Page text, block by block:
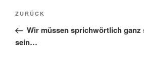
Beitragsnavigation
Vorheriger
Beitrag
ZURÜCK
Wir müssen sprichwörtlich ganz
sein…